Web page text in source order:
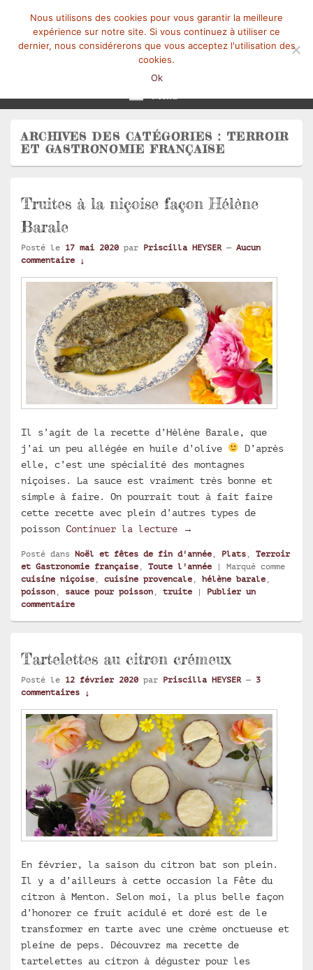
ARCHIVES DES CATÉGORIES : TERROIR
ET GASTRONOMIE FRANÇAISE
Truites à la niçoise façon Hélène
Barale
Posté le 17 mai 2020 par Priscilla HEYSER — Aucun
commentaire ↓
Il s’agit de la recette d’Hèlène Barale, que
j’ai un peu allégée en huile d’olive
D’après
elle, c’est une spécialité des montagnes
niçoises. La sauce est vraiment très bonne et
simple à faire. On pourrait tout à fait faire
cette recette avec plein d’autres types de
poisson Continuer la lecture Truites à la niçoise
→
Posté dans Noël et fêtes de fin d'année , Plats , Terroir
et Gastronomie française , Toute l'année | Marqué comme
cuisine niçoise , cuisine provencale , hélène barale ,
poisson , sauce pour poisson , truite | Publier un
commentaire
Tartelettes au citron crémeux
Posté le 12 février 2020 par Priscilla HEYSER — 3
commentaires ↓
En février, la saison du citron bat son plein.
Il y a d’ailleurs à cette occasion la Fête du
citron à Menton. Selon moi, la plus belle façon
d’honorer ce fruit acidulé et doré est de le
transformer en tarte avec une crème onctueuse et
pleine de peps. Découvrez ma recette de
tartelettes au citron à déguster pour les
Nous utilisons des cookies pour vous garantir la meilleure
expérience sur notre site. Si vous continuez à utiliser ce
dernier, nous considérerons que vous acceptez l'utilisation des
cookies.
Ok